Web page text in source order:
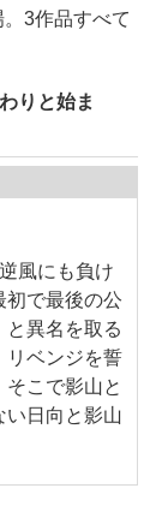
3作品すべて
りと始ま
風にも負け
初で最後の公
異名を取る
リベンジを誓
こで影山と
い日向と影山